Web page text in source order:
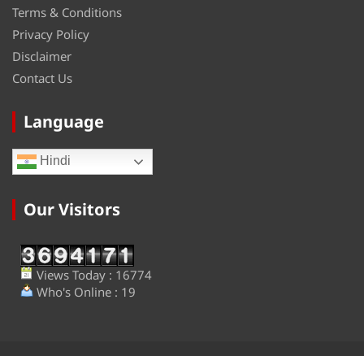
Terms & Conditions
Privacy Policy
Disclaimer
Contact Us
Language
Hindi
Our Visitors
Views Today : 16774
Who's Online : 19